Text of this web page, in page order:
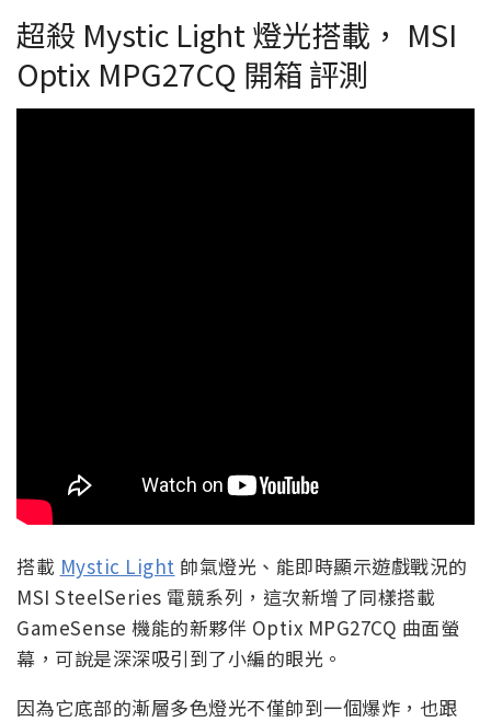
超殺 Mystic Light 燈光搭載， MSI
Optix MPG27CQ 開箱 評測
搭載 Mystic Light 帥氣燈光、能即時顯示遊戲戰況的
MSI SteelSeries 電競系列，這次新增了同樣搭載
GameSense 機能的新夥伴 Optix MPG27CQ 曲面螢
幕，可說是深深吸引到了小編的眼光。
因為它底部的漸層多色燈光不僅帥到一個爆炸，也跟